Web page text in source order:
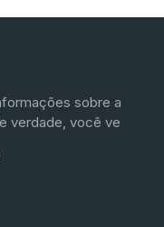
sobre a
verdade, você ve